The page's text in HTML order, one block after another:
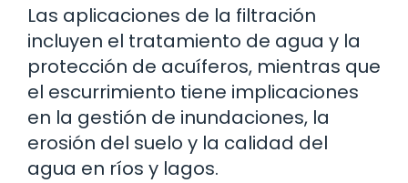
Las aplicaciones de la filtración
incluyen el tratamiento de agua y la
protección de acuíferos, mientras que
el escurrimiento tiene implicaciones
en la gestión de inundaciones, la
erosión del suelo y la calidad del
agua en ríos y lagos.